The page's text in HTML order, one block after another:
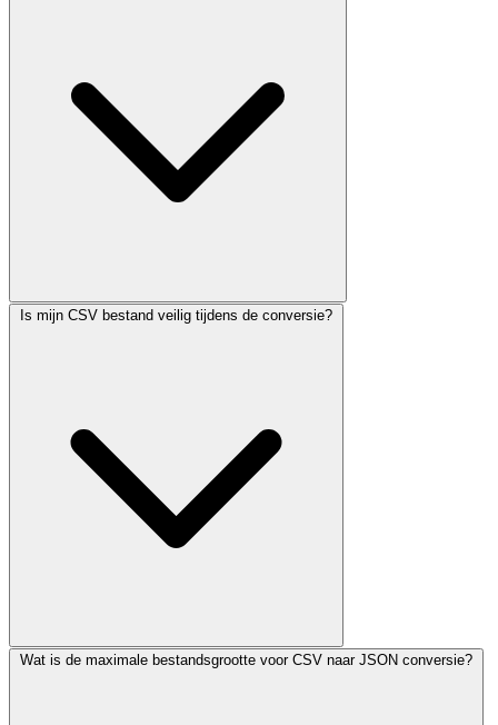
Is mijn CSV bestand veilig tijdens de conversie?
Wat is de maximale bestandsgrootte voor CSV naar JSON conversie?